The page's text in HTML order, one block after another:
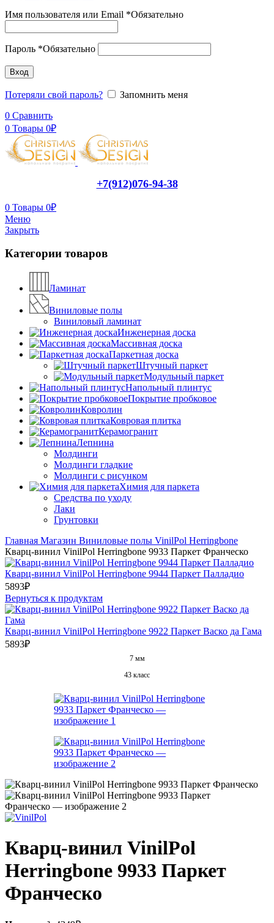
Имя пользователя или Email *Обязательно
Пароль *Обязательно
Вход
Потеряли свой пароль?
Запомнить меня
0 Сравнить
0 Товары 0₽
+7(912)076-94-38
0 Товары 0₽
Меню
Закрыть
Категории товаров
Ламинат
Виниловые полы
Виниловый ламинат
Инженерная доска
Массивная доска
Паркетная доска
Штучный паркет
Модульный паркет
Напольный плинтус
Покрытие пробковое
Ковролин
Ковровая плитка
Керамогранит
Лепнина
Молдинги
Молдинги гладкие
Молдинги с рисунком
Химия для паркета
Средства по уходу
Лаки
Грунтовки
Главная Магазин Виниловые полы VinilPol Herringbone
Кварц-винил VinilPol Herringbone 9933 Паркет Франческо
Кварц-винил VinilPol Herringbone 9944 Паркет Палладио
5893₽
Вернуться к продуктам
Кварц-винил VinilPol Herringbone 9922 Паркет Васко да Гама
5893₽
7 мм
43 класс
Кварц-винил VinilPol
Herringbone 9933 Паркет
Франческо